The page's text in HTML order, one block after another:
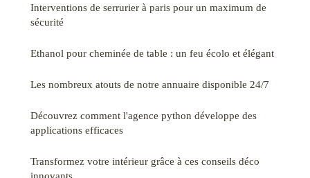
Interventions de serrurier à paris pour un maximum de
sécurité
Ethanol pour cheminée de table : un feu écolo et élégant
Les nombreux atouts de notre annuaire disponible 24/7
Découvrez comment l'agence python développe des
applications efficaces
Transformez votre intérieur grâce à ces conseils déco
innovants